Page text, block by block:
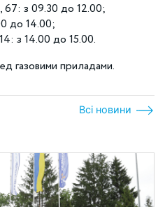
67: з 09.30 до 12.00;
до 14.00;
з 14.00 до 15.00.
газовими приладами.
Всі новини